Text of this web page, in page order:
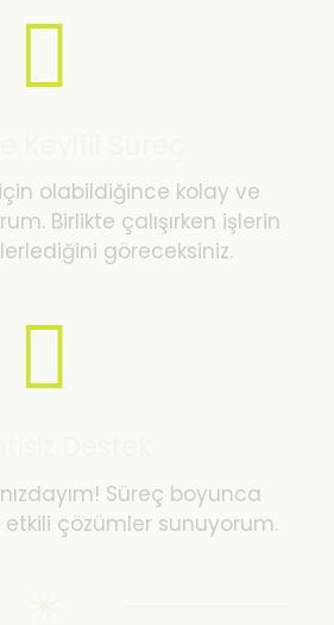
olabildiğince kolay ve
Birlikte çalışırken işlerin
göreceksiniz.
Süreç boyunca
etkili çözümler sunuyorum.